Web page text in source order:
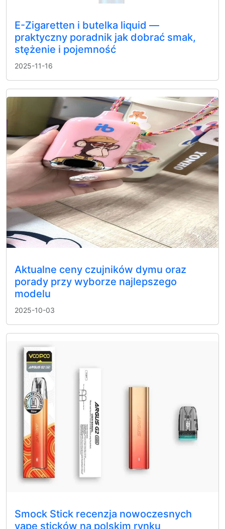
E-Zigaretten i butelka liquid —
praktyczny poradnik jak dobrać smak,
stężenie i pojemność
2025-11-16
Aktualne ceny czujników dymu oraz
porady przy wyborze najlepszego
modelu
2025-10-03
Smock Stick recenzja nowoczesnych
vape sticków na polskim rynku